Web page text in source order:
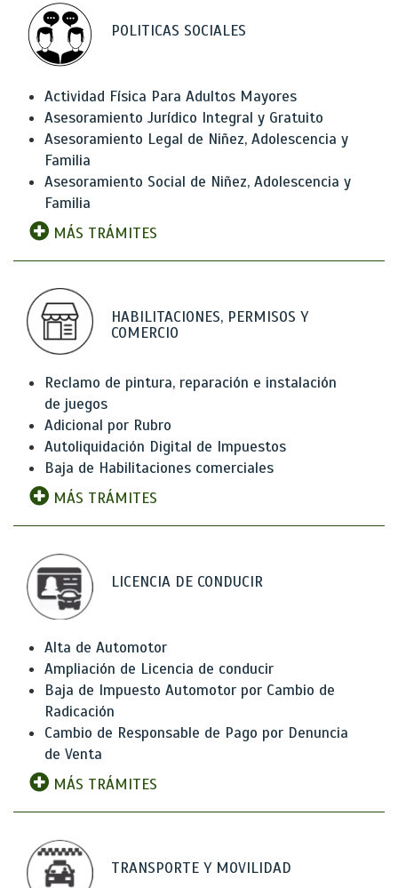
POLITICAS SOCIALES
Actividad Física Para Adultos Mayores
Asesoramiento Jurídico Integral y Gratuito
Asesoramiento Legal de Niñez, Adolescencia y
Familia
Asesoramiento Social de Niñez, Adolescencia y
Familia
MÁS TRÁMITES
HABILITACIONES, PERMISOS Y
COMERCIO
Reclamo de pintura, reparación e instalación
de juegos
Adicional por Rubro
Autoliquidación Digital de Impuestos
Baja de Habilitaciones comerciales
MÁS TRÁMITES
LICENCIA DE CONDUCIR
Alta de Automotor
Ampliación de Licencia de conducir
Baja de Impuesto Automotor por Cambio de
Radicación
Cambio de Responsable de Pago por Denuncia
de Venta
MÁS TRÁMITES
TRANSPORTE Y MOVILIDAD